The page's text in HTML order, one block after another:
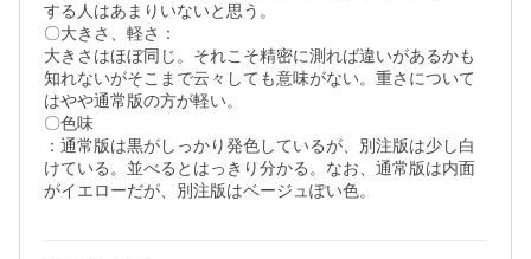
する人はあまりいないと思う。
〇大きさ、軽さ：
大きさはほぼ同じ。それこそ精密に測れば違いがあるかも
知れないがそこまで云々しても意味がない。重さについて
はやや通常版の方が軽い。
〇色味
：通常版は黒がしっかり発色しているが、別注版は少し白
けている。並べるとはっきり分かる。なお、通常版は内面
がイエローだが、別注版はベージュぽい色。